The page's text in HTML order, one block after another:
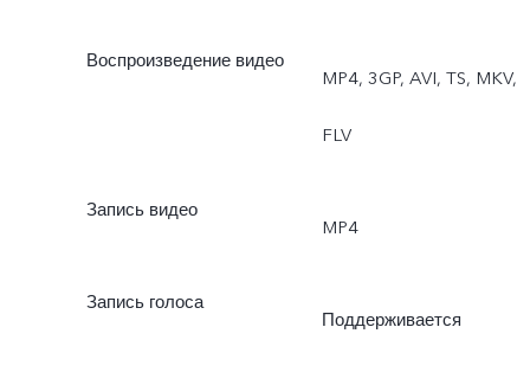
Воспроизведение видео
MP4, 3GP, AVI, TS, MKV,
FLV
Запись видео
MP4
Запись голоса
Поддерживается